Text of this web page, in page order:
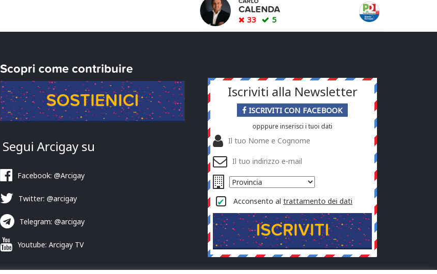
CALENDA
33 5
Scopri come contribuire
SOSTIENICI
Segui Arcigay su
Facebook: @Arcigay
Twitter: @arcigay
Telegram: @arcigay
Youtube: Arcigay TV
Iscriviti alla Newsletter
ISCRIVITI CON FACEBOOK
opppure inserisci i tuoi dati
Acconsento al trattamento dei dati